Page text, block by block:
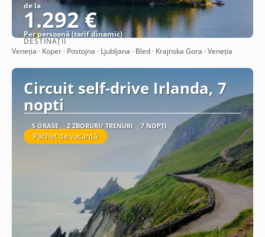
de la
1.292 €
Per persoană (tarif dinamic)
Vezi detalii
DESTINAȚII
Veneția · Koper · Postojna · Ljubljana · Bled · Krajnska Gora · Veneția
Circuit self-drive Irlanda, 7
nopti
5 ORAȘE 2 ZBORURI/ TRENURI 7 NOPȚI
Pachet de vacanță